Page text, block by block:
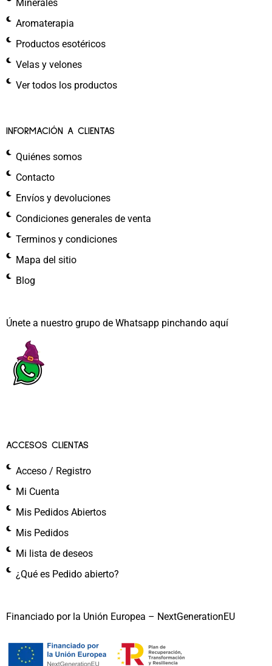
Minerales
Aromaterapia
Productos esotéricos
Velas y velones
Ver todos los productos
INFORMACIÓN A CLIENTAS
Quiénes somos
Contacto
Envíos y devoluciones
Condiciones generales de venta
Terminos y condiciones
Mapa del sitio
Blog
Únete a nuestro grupo de Whatsapp pinchando aquí​
ACCESOS CLIENTAS
Acceso / Registro
Mi Cuenta
Mis Pedidos Abiertos
Mis Pedidos
Mi lista de deseos
¿Qué es Pedido abierto?
Financiado por la Unión Europea – NextGenerationEU